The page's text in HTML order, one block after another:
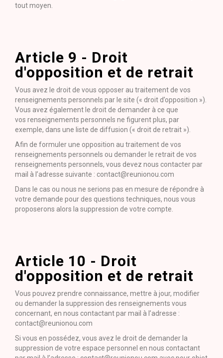
tout moyen.
Article 9 - Droit
d'opposition et de retrait
Vous avez le droit de vous opposer au traitement de vos
renseignements personnels par le site (« droit d’opposition »).
Vous avez également le droit de demander à ce que
vos renseignements personnels ne figurent plus, par
exemple, dans une liste de diffusion (« droit de retrait »).
Afin de formuler une opposition au traitement de vos
renseignements personnels ou demander le retrait de vos
renseignements personnels, vous devez nous contacter par
mail à l’adresse suivante : contact@reunionou.com
Dans le cas ou nous ne serions pas en mesure de répondre à
votre demande pour des questions techniques, nous vous
proposerons alors la suppression de votre compte.
Article 10 - Droit
d'opposition et de retrait
Vous pouvez prendre connaissance, mettre à jour, modifier
ou demander la suppression des renseignements vous
concernant, en nous contactant par mail à l’adresse :
contact@reunionou.com
Si vous en possédez, vous avez le droit de demander la
suppression de votre espace personnel en nous contactant